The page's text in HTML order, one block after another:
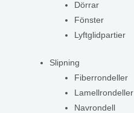
Dörrar
Fönster
Lyftglidpartier
Slipning
Fiberrondeller
Lamellrondeller
Navrondell